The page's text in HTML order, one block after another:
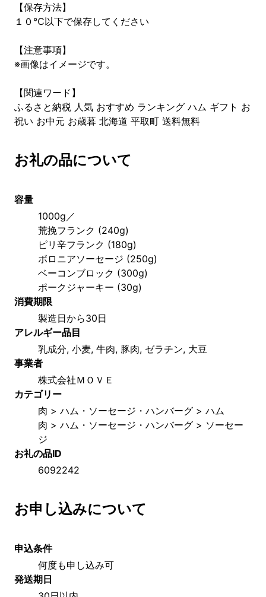
【保存方法】
１０℃以下で保存してください
【注意事項】
※画像はイメージです。
【関連ワード】
ふるさと納税 人気 おすすめ ランキング ハム ギフト お
祝い お中元 お歳暮 北海道 平取町 送料無料
お礼の品について
容量
1000g／
荒挽フランク (240g)
ピリ辛フランク (180g)
ボロニアソーセージ (250g)
ベーコンブロック (300g)
ポークジャーキー (30g)
消費期限
製造日から30日
アレルギー品目
乳成分, 小麦, 牛肉, 豚肉, ゼラチン, 大豆
事業者
株式会社ＭＯＶＥ
カテゴリー
肉 > ハム・ソーセージ・ハンバーグ > ハム
肉 > ハム・ソーセージ・ハンバーグ > ソーセー
ジ
お礼の品ID
6092242
お申し込みについて
申込条件
何度も申し込み可
発送期日